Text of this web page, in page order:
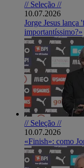
// Seleção //
10.07.2026
Jorge Jesus lança
importantíssimo?»
// Seleção //
10.07.2026
«Finish»: como